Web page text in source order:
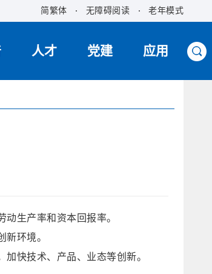
简繁体 无障碍阅读 老年模式
人才 党建 应用
生产率和资本回报率。
环境。
快技术、产品、业态等创新。